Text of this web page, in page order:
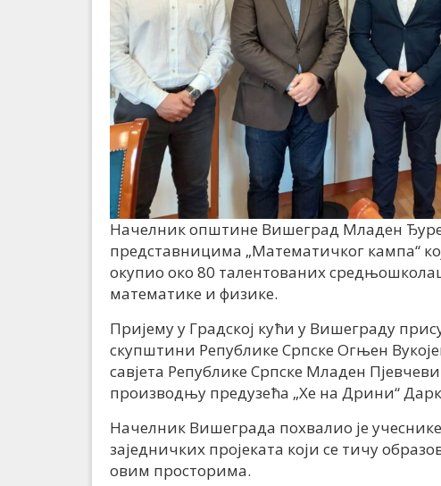
Начелник општине Вишеград Младен
представницима „Математичког кампа“
окупио око 80 талентованих
математике и физике.
Пријему у Градској кући у Вишеграду
скупштини Републике Српске Огњен
савјета Републике Српске Младен
производњу предузећа „Хе на Дрини“
Начелник Вишеграда похвалио је
заједничких пројеката који се тичу
овим просторима.